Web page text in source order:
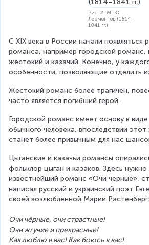
Рис. 2. М. Ю.
Лермонтов (1814–
1841 гг.)
С XIX века в России начали появляться
романса, например городской романс,
жестокий и казачий. Конечно, у
особенности, позволяющие отделить
Жестокий романс более трагичен,
часто является погибший герой.
Городской романс имеет основу в
обычного человека, впоследствии
станет более привычным для нас
Цыганские и казачьи романсы
фольклор цыган и казаков. Здесь
известнейший романс «Очи чёрные»,
написал русский и украинский поэт
своей возлюбленной Марии Растенберг:
Очи чёрные, очи страстные!
Очи жгучие и прекрасные!
Как люблю я вас! Как боюсь я вас!